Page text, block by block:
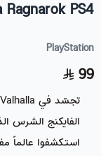
PS4
PlayStation
99
الفايكنج الشرس
استكشفوا عالماً